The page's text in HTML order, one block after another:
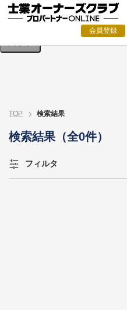
会員登録
検索条件を入力してください。
TOP 検索結果
検索結果（全0件）
フィルタ